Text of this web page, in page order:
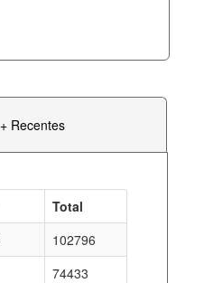
+ Recentes
Total
102796
74433